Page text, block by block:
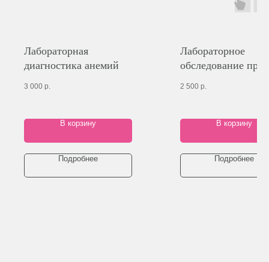
Лабораторная
диагностика анемий
3 000 р.
В корзину
Подробнее
Лабораторное
обследование при
2 500 р.
В корзину
Подробнее